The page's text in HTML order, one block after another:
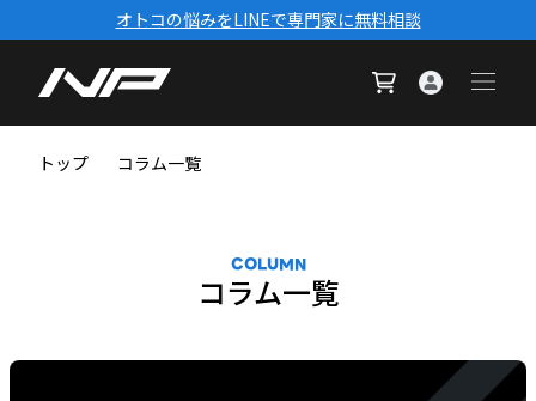
オトコの悩みをLINEで専門家に無料相談
トップ コラム一覧
COLUMN
コラム一覧